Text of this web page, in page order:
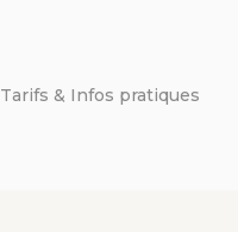
Tarifs & Infos pratiques